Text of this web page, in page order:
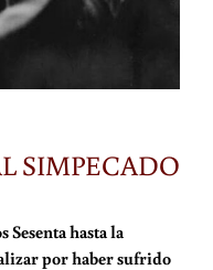
SIMPECADO
Sesenta hasta la
por haber sufrido